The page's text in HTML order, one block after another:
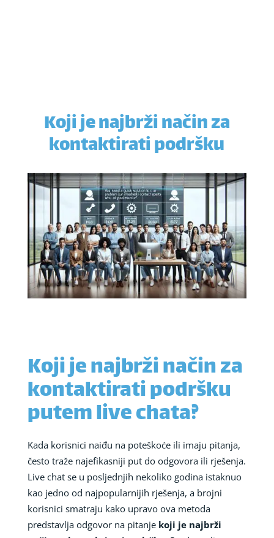
Koji je najbrži način za
kontaktirati podršku
Koji je najbrži način za
kontaktirati podršku
putem live chata?
Kada korisnici naiđu na poteškoće ili imaju pitanja,
često traže najefikasniji put do odgovora ili rješenja.
Live chat se u posljednjih nekoliko godina istaknuo
kao jedno od najpopularnijih rješenja, a brojni
korisnici smatraju kako upravo ova metoda
predstavlja odgovor na pitanje koji je najbrži